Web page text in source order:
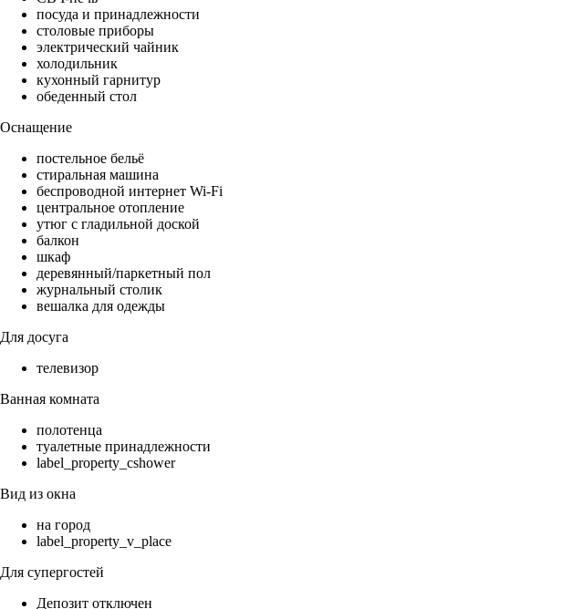
посуда и принадлежности
столовые приборы
электрический чайник
холодильник
кухонный гарнитур
обеденный стол
Оснащение
постельное бельё
стиральная машина
беспроводной интернет Wi-Fi
центральное отопление
утюг с гладильной доской
балкон
шкаф
деревянный/паркетный пол
журнальный столик
вешалка для одежды
Для досуга
телевизор
Ванная комната
полотенца
туалетные принадлежности
label_property_cshower
Вид из окна
на город
label_property_v_place
Для супергостей
Депозит отключен